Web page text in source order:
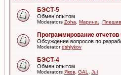
БЭСТ-5
Обмен опытом
Moderators Zoha Марина.
Программирование
Обсуждение вопросов по
Moderatordshlykov
БЭСТ-4
Обмен опытом
Moderators Яков GAL Jul